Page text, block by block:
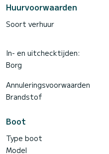
apparatuur: Autopilot,
Boekingsaanvragen en
rechtstreeks door
Huurvoorwaarden
Soort verhuur
In- en uitchecktijden:
Borg
Annuleringsvoorwaarden
Brandstof
Boot
Type boot
Model